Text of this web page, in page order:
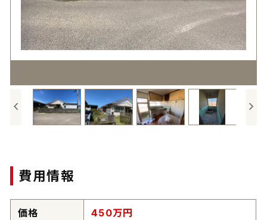
費用情報
価格 450万円